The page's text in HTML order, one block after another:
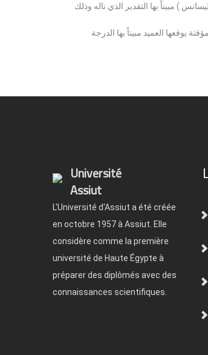
) مبيناً بها التقدير الذي ناله وذلك
العميد مبيناً بها الدرجة
Université
Assiut
L'Université d'Assiut a été créée
en octobre 1957 à Assiut. Elle
considère comme la première
université de Haute Égypte à
préparer des diplômés avec des
connaissances scientifiques.